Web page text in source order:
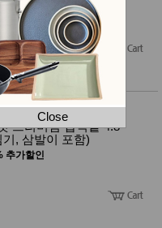
Close
가할인
프리미엄 압력솥 4.8
, 삼발이 포함)
추가할인